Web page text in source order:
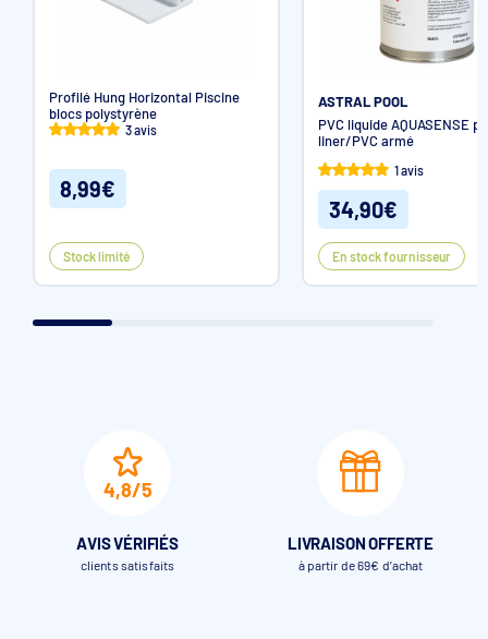
Profilé Hung Horizontal Piscine
blocs polystyrène
3 avis
8,99€
Stock limité
ASTRAL POOL
PVC liquide AQUASENSE
liner/PVC armé
1 avis
34,90€
En stock fournisseur
4,8/5
AVIS VÉRIFIÉS
clients satisfaits
LIVRAISON OFFERTE
à partir de 69€ d’achat